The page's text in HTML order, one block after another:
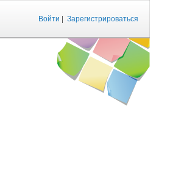
Войти | Зарегистрироваться